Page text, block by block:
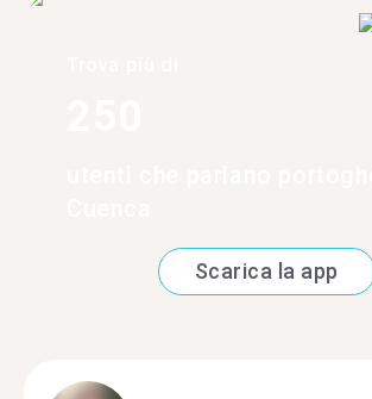
Scarica la app